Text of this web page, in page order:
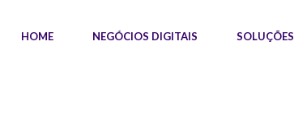
HOME NEGÓCIOS DIGITAIS SOLUÇÕES